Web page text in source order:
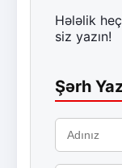
Hələlik
siz yazın!
Şərh